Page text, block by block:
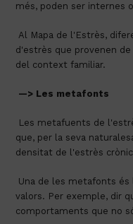
més, poden ser internes
Al Mapa de l'Estrès, diferenciem amb cartes entre les fonts
d'estrès que provenen
del context familiar.
—> Les metafonts
que, per la seva
densitat de l'estrès
valors. Per exemple, dir
comportaments que no